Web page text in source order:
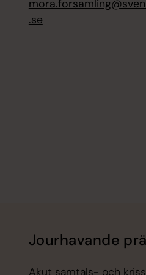
.se
Jourhavande
Akut samtals- och